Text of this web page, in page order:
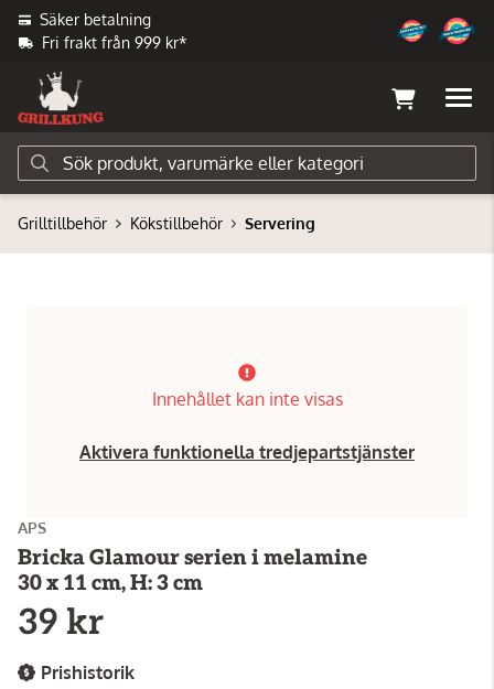
Säker betalning
Fri frakt från 999 kr*
Grilltillbehör Kökstillbehör Servering
Innehållet kan inte visas
Aktivera funktionella tredjepartstjänster
APS
Bricka Glamour serien i melamine
30 x 11 cm, H: 3 cm
39 kr
Prishistorik